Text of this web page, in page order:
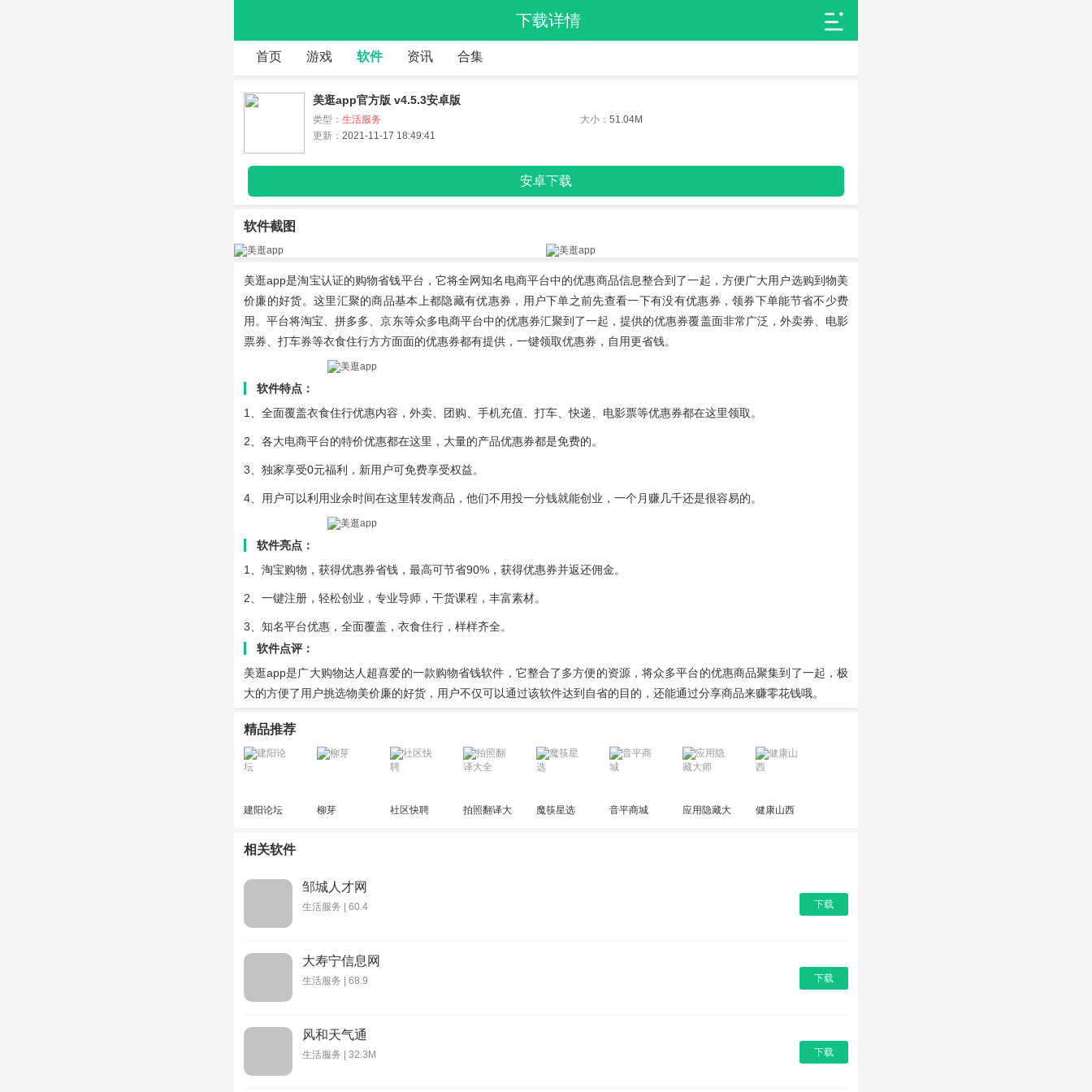
下载详情
首页 游戏 软件 资讯 合集
美逛app官方版 v4.5.3安卓版
类型： 生活服务 大小：51.04M
更新： 2021-11-17 18:49:41
安卓下载
软件截图
美逛app是淘宝认证的购物省钱平台，它将全网知名电商平台中的优惠商品信息整合到了一起，方便广大用户选购到物美
价廉的好货。这里汇聚的商品基本上都隐藏有优惠券，用户下单之前先查看一下有没有优惠券，领券下单能节省不少费
用。平台将淘宝、拼多多、京东等众多电商平台中的优惠券汇聚到了一起，提供的优惠券覆盖面非常广泛，外卖券、电影
票券、打车券等衣食住行方方面面的优惠券都有提供，一键领取优惠券，自用更省钱。
软件特点：
1、全面覆盖衣食住行优惠内容，外卖、团购、手机充值、打车、快递、电影票等优惠券都在这里领取。
2、各大电商平台的特价优惠都在这里，大量的产品优惠券都是免费的。
3、独家享受0元福利，新用户可免费享受权益。
4、用户可以利用业余时间在这里转发商品，他们不用投一分钱就能创业，一个月赚几千还是很容易的。
软件亮点：
1、淘宝购物，获得优惠券省钱，最高可节省90%，获得优惠券并返还佣金。
2、一键注册，轻松创业，专业导师，干货课程，丰富素材。
3、知名平台优惠，全面覆盖，衣食住行，样样齐全。
软件点评：
美逛app是广大购物达人超喜爱的一款购物省钱软件，它整合了多方便的资源，将众多平台的优惠商品聚集到了一起，极
大的方便了用户挑选物美价廉的好货，用户不仅可以通过该软件达到自省的目的，还能通过分享商品来赚零花钱哦。
精品推荐
建阳论坛 柳芽 社区快聘
拍照翻译大
魔筷星选 音平商城
应用隐藏大
健康山西
相关软件
下载
邹城人才网
生活服务 | 60.4
下载
大寿宁信息网
生活服务 | 68.9
下载
风和天气通
生活服务 | 32.3M